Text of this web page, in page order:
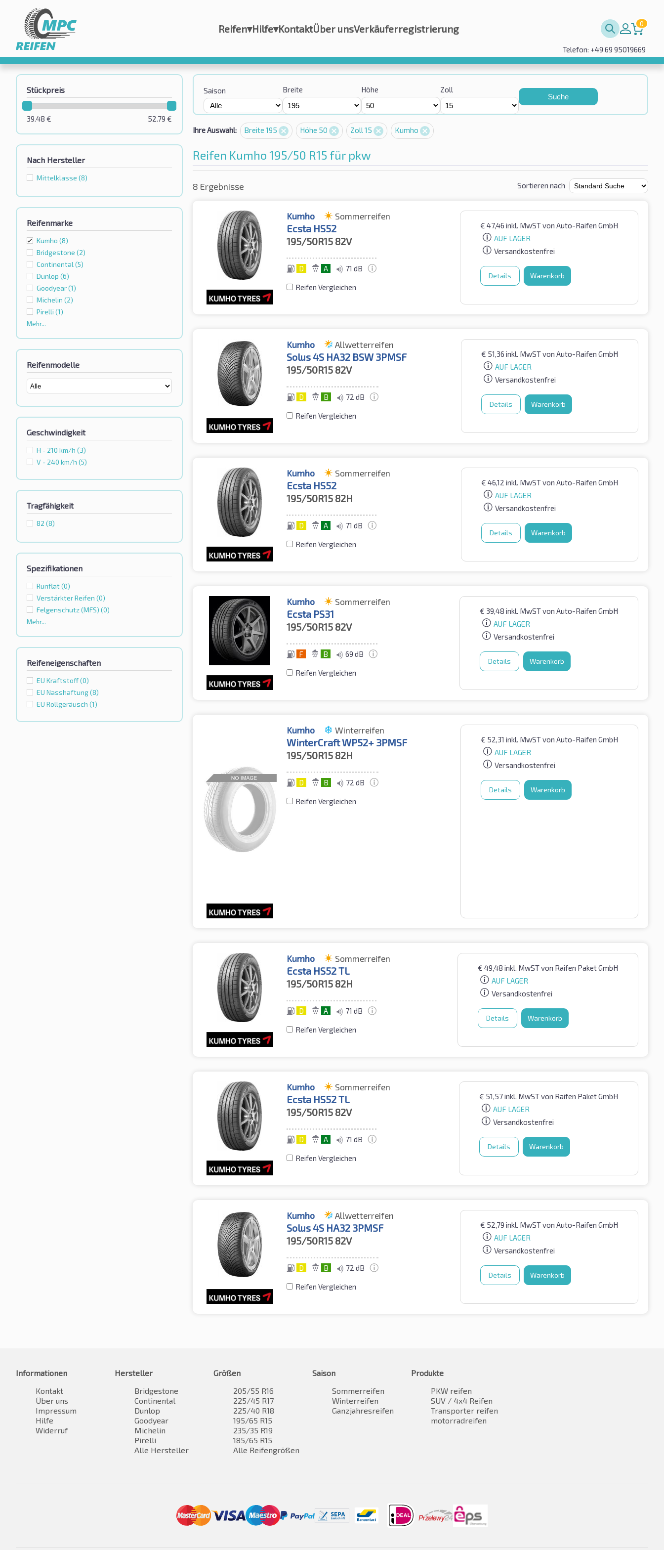
Reifen▾Hilfe▾KontaktÜber unsVerkäuferregistrierung 0
Telefon: +49 69 95019669
Stückpreis
52.79 €
39.48 €
Nach Hersteller
Mittelklasse (8)
Reifenmarke
Kumho (8)
Bridgestone (2)
Continental (5)
Dunlop (6)
Goodyear(1)
Michelin (2)
Pirelli (1)
Mehr...
Reifenmodelle
Geschwindigkeit
H - 210 km/h (3)
V - 240 km/h (5)
Tragfähigkeit
82 (8)
Spezifikationen
Runflat(0)
Verstärkter Reifen (0)
Felgenschutz (MFS) (0)
Mehr...
Reifeneigenschaften
EU Kraftstoff(0)
EU Nasshaftung(8)
EU Rollgeräusch (1)
Saison Breite Höhe Zoll
Suche
Ihre Auswahl: Breite 195 Höhe 50 Zoll 15 Kumho
Reifen Kumho 195/50 R15 für pkw
8 Ergebnisse Sortieren nach
Kumho Sommerreifen
Ecsta HS52
195/50R15 82V
D A 71 dB
Reifen Vergleichen
€ 47,46 inkl. MwSTvon Auto-Raifen GmbH
AUF LAGER
Versandkostenfrei
Details Warenkorb
Kumho Allwetterreifen
Solus 4S HA32 BSW 3PMSF
195/50R15 82V
D B 72 dB
Reifen Vergleichen
€ 51,36 inkl. MwSTvon Auto-Raifen GmbH
AUF LAGER
Versandkostenfrei
Details Warenkorb
Kumho Sommerreifen
Ecsta HS52
195/50R15 82H
D A 71 dB
Reifen Vergleichen
€ 46,12 inkl. MwSTvon Auto-Raifen GmbH
AUF LAGER
Versandkostenfrei
Details Warenkorb
Kumho Sommerreifen
Ecsta PS31
195/50R15 82V
F B 69 dB
Reifen Vergleichen
€ 39,48 inkl. MwSTvon Auto-Raifen GmbH
AUF LAGER
Versandkostenfrei
Details Warenkorb
Kumho Winterreifen
WinterCraft WP52+ 3PMSF
195/50R15 82H
D B 72 dB
Reifen Vergleichen
€ 52,31 inkl. MwSTvon Auto-Raifen GmbH
AUF LAGER
Versandkostenfrei
Details Warenkorb
Kumho Sommerreifen
Ecsta HS52 TL
195/50R15 82H
D A 71 dB
Reifen Vergleichen
€ 49,48 inkl. MwSTvon Raifen Paket GmbH
AUF LAGER
Versandkostenfrei
Details Warenkorb
Kumho Sommerreifen
Ecsta HS52 TL
195/50R15 82V
D A 71 dB
Reifen Vergleichen
€ 51,57inkl. MwSTvon Raifen Paket GmbH
AUF LAGER
Versandkostenfrei
Details Warenkorb
Kumho Allwetterreifen
Solus 4S HA32 3PMSF
195/50R15 82V
D B 72 dB
Reifen Vergleichen
€ 52,79 inkl. MwSTvon Auto-Raifen GmbH
AUF LAGER
Versandkostenfrei
Details Warenkorb
Informationen
Kontakt
Über uns
Impressum
Hilfe
Widerruf
Hersteller
Bridgestone
Continental
Dunlop
Goodyear
Michelin
Pirelli
Alle Hersteller
Größen
205/55 R16
225/45 R17
225/40 R18
195/65 R15
235/35 R19
185/65 R15
Alle Reifengrößen
Saison
Sommerreifen
Winterreifen
Ganzjahresreifen
Produkte
PKW reifen
SUV / 4x4 Reifen
Transporter reifen
motorradreifen